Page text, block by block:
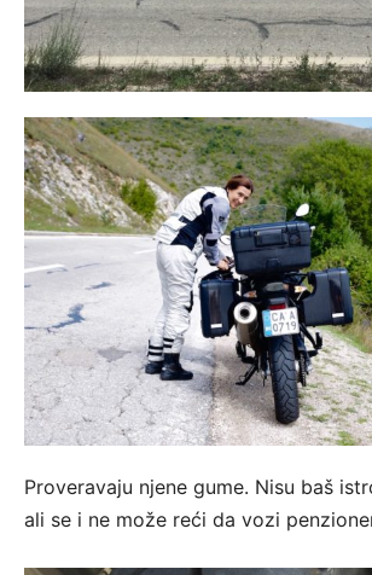
Proveravaju njene gume. Nisu baš
ali se i ne može reći da vozi